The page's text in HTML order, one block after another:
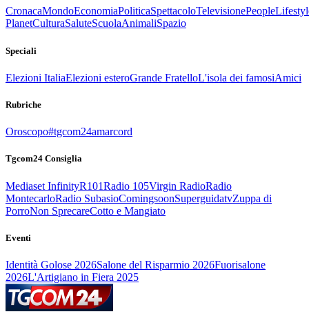
CronacaMondoEconomiaPoliticaSpettacoloTelevisionePeople
PlanetCulturaSaluteScuolaAnimaliSpazio
Speciali
Elezioni ItaliaElezioni esteroGrande FratelloL'isola dei famosiAmici
Rubriche
Oroscopo#tgcom24amarcord
Tgcom24 Consiglia
Mediaset InfinityR101Radio 105Virgin RadioRadio
MontecarloRadio SubasioComingsoonSuperguidatvZuppa di
PorroNon SprecareCotto e Mangiato
Eventi
Identità Golose 2026Salone del Risparmio 2026Fuorisalone
2026L'Artigiano in Fiera 2025